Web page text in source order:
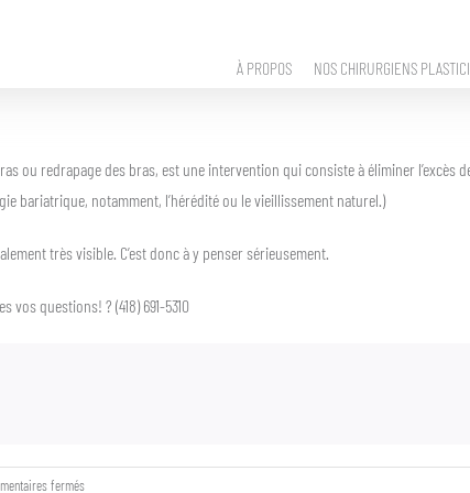
À PROPOS NOS CHIRURGIENS
ou redrapage des bras, est une intervention qui consiste à éliminer
bariatrique, notamment, l’hérédité ou le vieillissement naturel.)
très visible. C’est donc à y penser sérieusement.
questions! ? (418) 691-5310
ferméssur